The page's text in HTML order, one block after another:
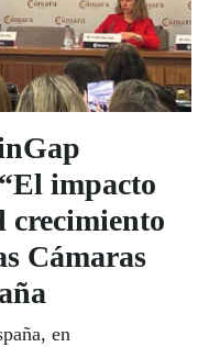
impacto
crecimiento
Cámaras
en